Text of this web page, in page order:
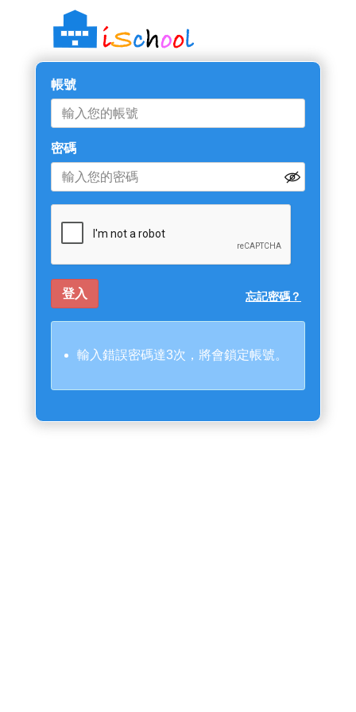
帳號
密碼
忘記密碼？
輸入錯誤密碼達3次，將會鎖定帳號。